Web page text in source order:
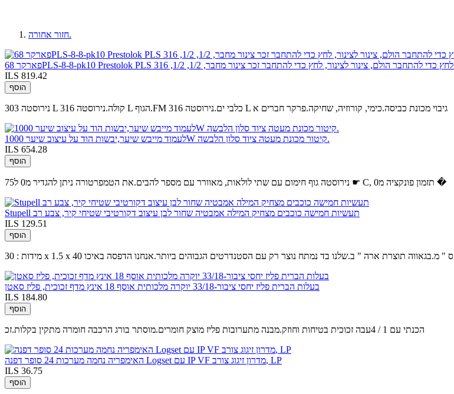
חזור אחורה.
ILS 819.42
הוסף
נירוסטה 303 L קולה.נירוסטה 316 L הגוף.FM כלבי ים.נירוסטה 316 L גיבוי מכונת כביסה.כימי, קורוזיה, שחיקה.פרקר חברים א
לעמוד מייבש שיער,יבשות הוד על עיצוב שיער 1000W קיטור מכונת מעטה ציוד סלון הלבשה.
ILS 654.28
הוסף
נירוסטה גוף חימום עם שתי לולאות, מאוורר עם מספר להבים.את הטמפרטורה ניתן להגדיר מ0 ל75 ☛ C, תזמון פונקציה מ0 �
Stupell תעשיות חמישה כוכבים מצחיק המילה אמבטיה שחור לבן עיצוב דקורטיבי שטיחי קיר, צבע רב
ILS 129.51
הוסף
מידות : 30 x 1.5 x 40 ס " מ.בגאווה תוצרת ארה " ב.שלנו בד נמתח נוצר רק עם הסטנדרטים הגבוהים ביותר.אנחנו הדפסה באיכו
בעלות הברית פליז יחסי ציבור-33/18 יוקרה מלכותית אוסף 18 אינץ מדף זכוכית, פליז סאטן
ILS 184.80
הוסף
הכנתי עם 1 / 4עבה זכוכית בטיחות וחוזק.מבנה מתערובות פליז מוצק חומרים.מוסתר בורג הרכבה חומרה מתקין בקלות.זכ
האימפריה נחמה מערכות 24 סופר דפנה Logset עם IP VF מדרון זיגוג צורב, LP
ILS 36.75
הוסף